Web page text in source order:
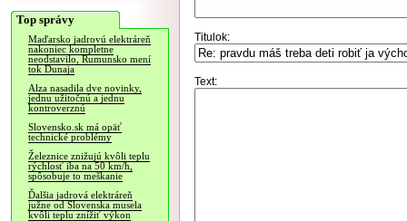
Top správy
Maďarsko jadrovú elektráreň
nakoniec kompletne
neodstavilo, Rumunsko mení
tok Dunaja
Alza nasadila dve novinky,
jednu užitočnú a jednu
kontroverznú
Slovensko.sk má opäť
technické problémy
Železnice znižujú kvôli teplu
rýchlosť iba na 50 km/h,
spôsobuje to meškanie
Ďalšia jadrová elektráreň
južne od Slovenska musela
kvôli teplu znížiť výkon
Titulok:
Text: